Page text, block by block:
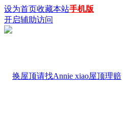
设为首页收藏本站手机版
开启辅助访问